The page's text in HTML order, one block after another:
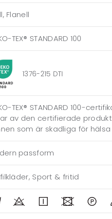
Flanell
TEX® STANDARD 100
1376-215 DTI
TEX® STANDARD 100-
av den certifierade
som är skadliga för
passform
Sport & fritid